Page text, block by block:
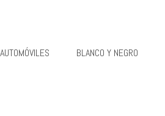
AUTOMÓVILES BLANCO Y NEGRO